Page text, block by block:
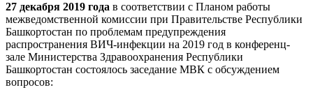
27 декабря 2019 года в соответствии с Планом работы
межведомственной комиссии при Правительстве Республики
Башкортостан по проблемам предупреждения
распространения ВИЧ-инфекции на 2019 год в конференц-
зале Министерства Здравоохранения Республики
Башкортостан состоялось заседание МВК с обсуждением
вопросов: